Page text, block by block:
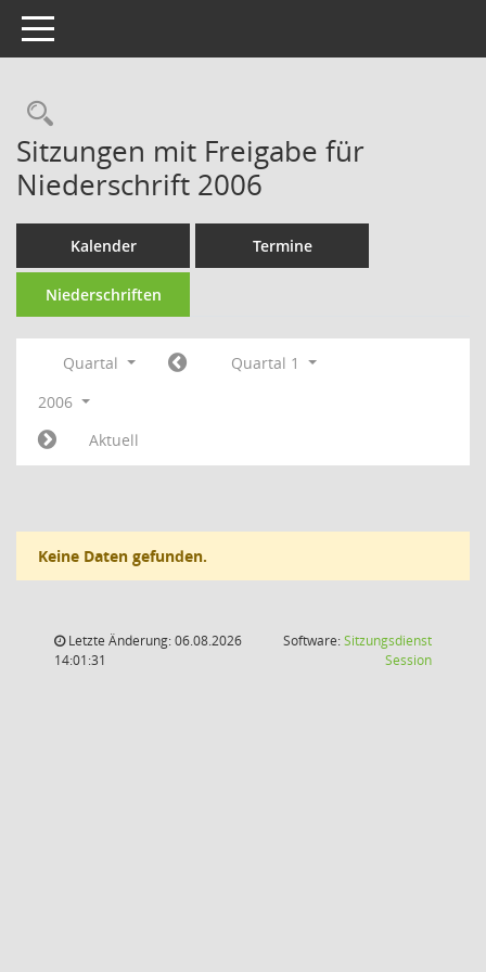
Toggle navigation
Rechercheauswahl
Sitzungen mit Freigabe für
Niederschrift 2006
Kalender Termine
Niederschriften
Quartal
Quartal 1
2006
Aktuell
Keine Daten gefunden.
Letzte Änderung: 06.08.2026
14:01:31
Software:Sitzungsdienst
Session(Wird in